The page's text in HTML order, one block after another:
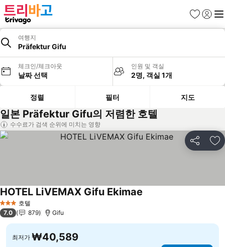
즐겨찾기
로그인
메
여행지
Präfektur Gifu
체크인/체크아웃
날짜 선택
인원 및 객실
2명, 객실 1개
정렬 필터 지도
일본 Präfektur Gifu의 저렴한 호텔
수수료가 검색 순위에 미치는 영향
공유 즐
3 성급 호텔
HOTEL LiVEMAX Gifu Ekimae
7.0 879 Gifu
최저가 ₩40,589